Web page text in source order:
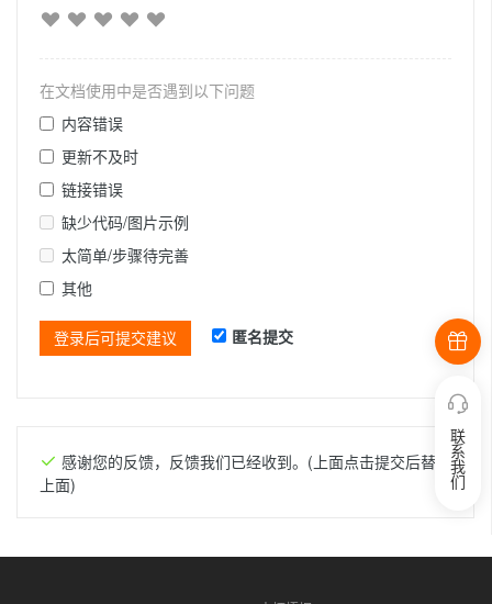
在文档使用中是否遇到以下问题
内容错误
更新不及时
链接错误
缺少代码/图片示例
太简单/步骤待完善
其他
登录后可提交建议 匿名提交
感谢您的反馈，反馈我们已经收到。(上面点击提交后替换
上面)
联
系
我
们